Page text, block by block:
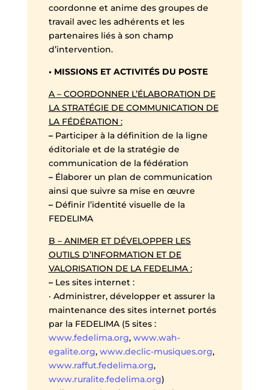
coordonne et anime des groupes de
travail avec les adhérents et les
partenaires liés à son champ
d’intervention.
• MISSIONS ET ACTIVITÉS DU POSTE
A – COORDONNER L’ÉLABORATION DE
LA STRATÉGIE DE COMMUNICATION DE
LA FÉDÉRATION :
–Participer à la définition de la ligne
éditoriale et de la stratégie de
communication de la fédération
–Élaborer un plan de communication
ainsi que suivre sa mise en œuvre
–Définir l’identité visuelle de la
FEDELIMA
B – ANIMER ET DÉVELOPPER LES
OUTILS D’INFORMATION ET DE
VALORISATION DE LA FEDELIMA :
–Les sites internet :
· Administrer, développer et assurer la
maintenance des sites internet portés
par la FEDELIMA (5 sites :
www.fedelima.org, www.wah-
egalite.org, www.declic-musiques.org,
www.raffut.fedelima.org,
www.ruralite.fedelima.org)